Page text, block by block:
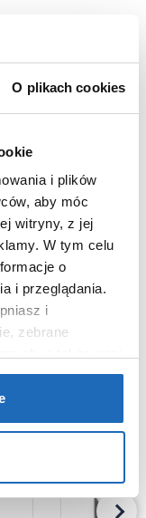
O plikach cookies
i plików
aby móc
witryny, z jej
W tym celu
o
i przeglądania.
i
zebrane
„Tylko
że
mieć wpływ na
plików plików
15 x 64 cm
kg